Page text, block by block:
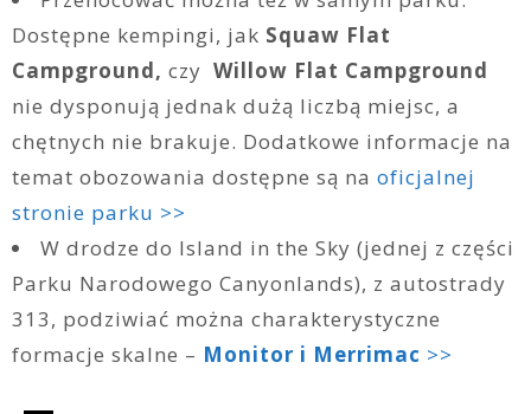
Dostępne kempingi, jak Squaw Flat
Campground, czy Willow Flat Campground
nie dysponują jednak dużą liczbą miejsc, a
chętnych nie brakuje. Dodatkowe informacje na
temat obozowania dostępne są na oficjalnej
stronie parku >>
W drodze do Island in the Sky (jednej z części
Parku Narodowego Canyonlands), z autostrady
313, podziwiać można charakterystyczne
formacje skalne – Monitor i Merrimac >>